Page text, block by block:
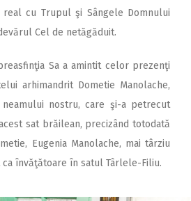
cu Trupul şi Sângele Domnului
Cel de netăgăduit.
Sa a amintit celor prezenţi
arhimandrit Dometie Manolache,
nostru, care şi-a petrecut
sat brăilean, precizând totodată
Eugenia Manolache, mai târziu
ca învăţătoare în satul Târlele-Filiu.